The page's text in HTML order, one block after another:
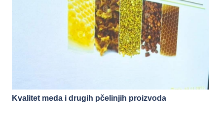
Kvalitet meda i drugih pčelinjih proizvoda